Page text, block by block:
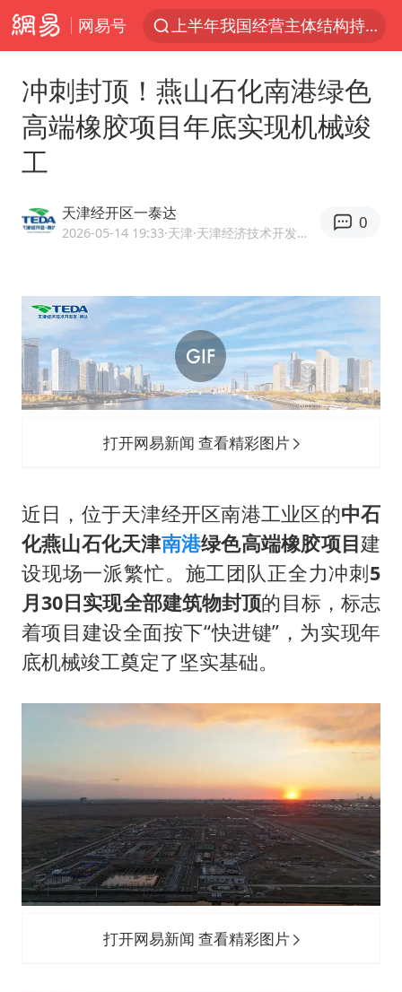
网易号
上半年我国经营主体结构持续优化
刘嘉玲晒与周星驰合照
《披荆斩棘2026》阵容官宣
香港高温刷新历史纪录
王艺迪无缘横滨赛决赛
2025年小学教师减少13.19万
王艺迪2-4不敌张本美和止步4强
以军士兵把枪口对准中国记者
《龙餐馆》 冲奖
笔试第一被劝弃考涉事副校长被撤职
构建更高水平的全民健身公共服务体系
奋力开创中国式现代化建设新局面
冲刺封顶！燕山石化南港绿色
高端橡胶项目年底实现机械竣
工
天津经开区一泰达
2026-05-14 19:33·天津 ·天津经济技术开发区官方网易号
0
打开网易新闻 查看精彩图片
近日，位于天津经开区南港工业区的中石
化燕山石化天津南港绿色高端橡胶项目建
设现场一派繁忙。施工团队正全力冲刺5
月30日实现全部建筑物封顶的目标，标志
着项目建设全面按下“快进键”，为实现年
底机械竣工奠定了坚实基础。
打开网易新闻 查看精彩图片